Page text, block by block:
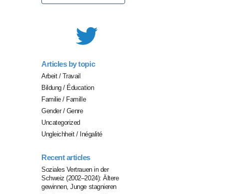
Articles by topic
Arbeit / Travail
Bildung / Éducation
Familie / Famille
Gender / Genre
Uncategorized
Ungleichheit / Inégalité
Recent articles
Soziales Vertrauen in der
Schweiz (2002–2024): Ältere
gewinnen, Junge stagnieren